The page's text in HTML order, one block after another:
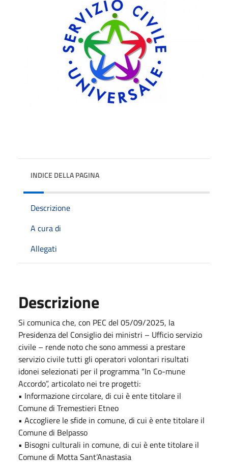
INDICE DELLA PAGINA
Descrizione
A cura di
Allegati
Descrizione
Si comunica che, con PEC del 05/09/2025, la
Presidenza del Consiglio dei ministri – Ufficio servizio
civile – rende noto che sono ammessi a prestare
servizio civile tutti gli operatori volontari risultati
idonei selezionati per il programma “In Co-mune
Accordo”, articolato nei tre progetti:
• Informazione circolare, di cui è ente titolare il
Comune di Tremestieri Etneo
• Accogliere le sfide in comune, di cui è ente titolare il
Comune di Belpasso
• Bisogni culturali in comune, di cui è ente titolare il
Comune di Motta Sant’Anastasia